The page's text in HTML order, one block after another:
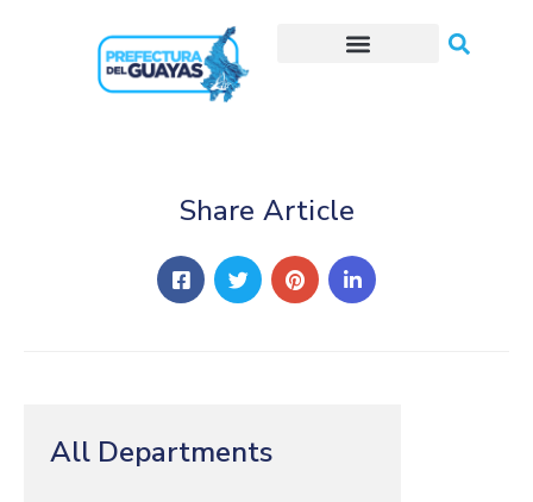
All Departments
Share Article